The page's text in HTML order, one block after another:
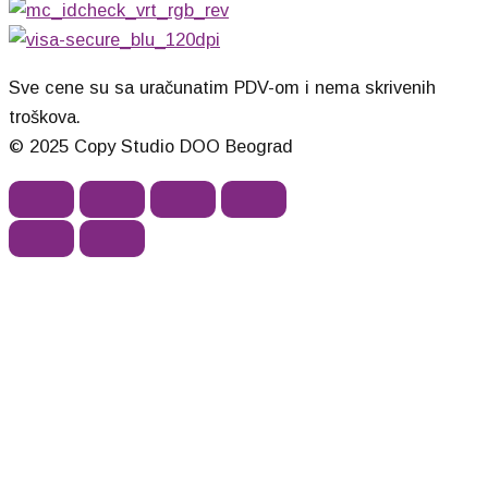
Sve cene su sa uračunatim PDV-om i nema skrivenih
troškova.
© 2025 Copy Studio DOO Beograd